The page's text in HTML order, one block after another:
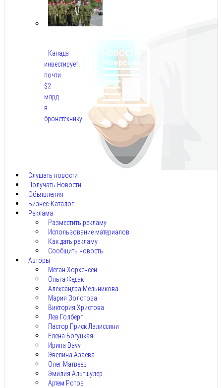
Канада
инвестирует
почти
$2
млрд
в
бронетехнику
Слушать новости
Получать Новости
Объявления
Бизнес-Каталог
Реклама
Разместить рекламу
Использование материалов
Как дать рекламу
Сообщить новость
Авторы
Меган Хорхенсен
Ольга Федак
Александра Мельникова
Мария Золотова
Виктория Христова
Лев Голберг
Пастор Приск Лалиссини
Елена Богуцкая
Ирина Davy
Эвелина Азаева
Олег Матвеев
Эмилия Альтшулер
Артем Ротов